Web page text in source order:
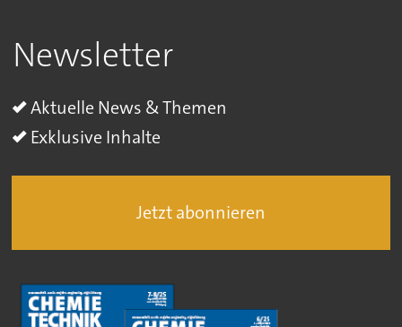
Newsletter
Aktuelle News & Themen
Exklusive Inhalte
Jetzt abonnieren